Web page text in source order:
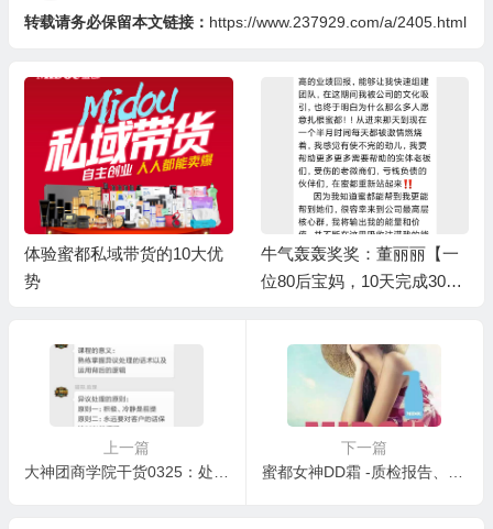
转载请务必保留本文链接： https://www.237929.com/a/2405.html
验蜜都私域带货的10大优
牛气轰轰奖奖：董丽丽【一
位80后宝妈，10天完成3000
上一篇
下一篇